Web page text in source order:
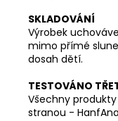
SKLADOVÁNÍ
Výrobek
mimo přímé
dosah dětí.
TESTOVÁNO
Všechny
stranou -